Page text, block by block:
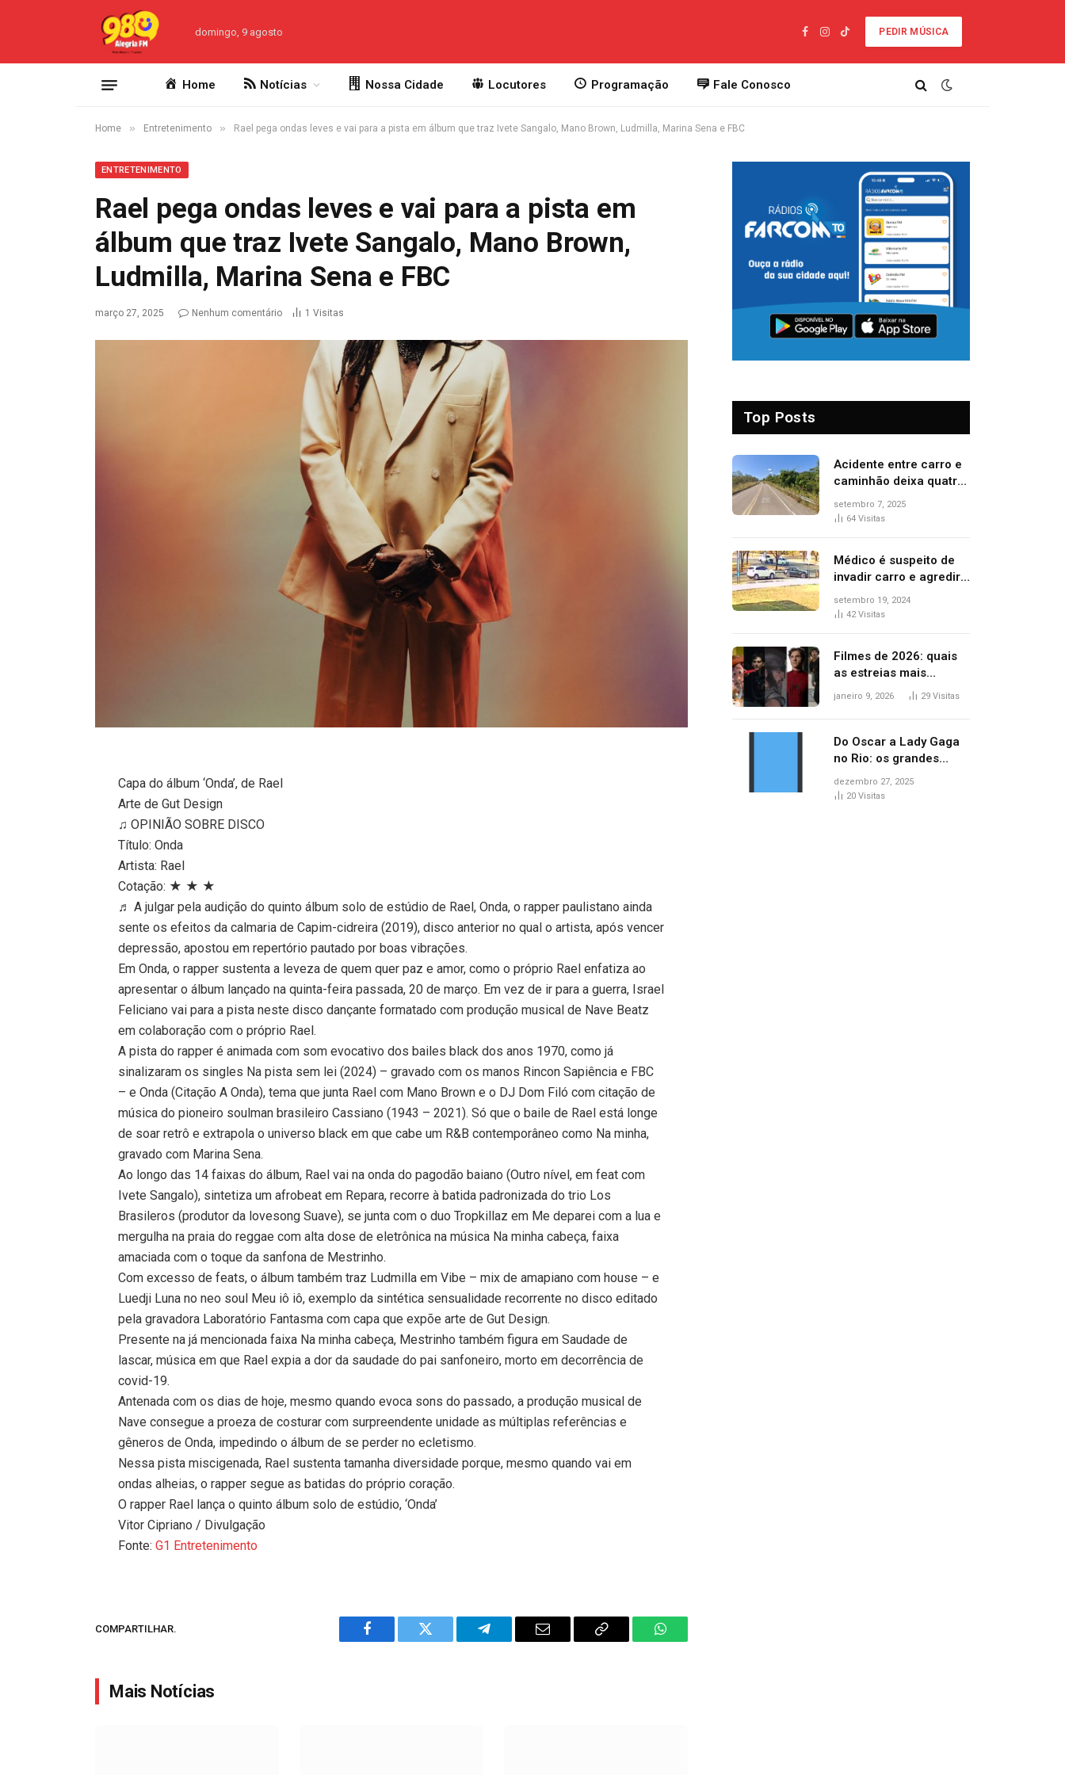
domingo, 9 agosto
Facebook
Instagram
TikTok
PEDIR MÚSICA
Home Notícias Nossa Cidade Locutores Programação Fale Conosco
Home » Entretenimento » Rael pega ondas leves e vai para a pista em álbum que traz Ivete Sangalo, Mano Brown, Ludmilla, Marina Sena e FBC
ENTRETENIMENTO
Rael pega ondas leves e vai para a pista em
álbum que traz Ivete Sangalo, Mano Brown,
Ludmilla, Marina Sena e FBC
março 27, 2025 Nenhum comentário 1 Visitas
Capa do álbum ‘Onda’, de Rael
Arte de Gut Design
♫ OPINIÃO SOBRE DISCO
Título: Onda
Artista: Rael
Cotação: ★ ★ ★
♬ A julgar pela audição do quinto álbum solo de estúdio de Rael, Onda, o rapper paulistano ainda
sente os efeitos da calmaria de Capim-cidreira (2019), disco anterior no qual o artista, após vencer
depressão, apostou em repertório pautado por boas vibrações.
Em Onda, o rapper sustenta a leveza de quem quer paz e amor, como o próprio Rael enfatiza ao
apresentar o álbum lançado na quinta-feira passada, 20 de março. Em vez de ir para a guerra, Israel
Feliciano vai para a pista neste disco dançante formatado com produção musical de Nave Beatz
em colaboração com o próprio Rael.
A pista do rapper é animada com som evocativo dos bailes black dos anos 1970, como já
sinalizaram os singles Na pista sem lei (2024) – gravado com os manos Rincon Sapiência e FBC
– e Onda (Citação A Onda), tema que junta Rael com Mano Brown e o DJ Dom Filó com citação de
música do pioneiro soulman brasileiro Cassiano (1943 – 2021). Só que o baile de Rael está longe
de soar retrô e extrapola o universo black em que cabe um R&B contemporâneo como Na minha,
gravado com Marina Sena.
Ao longo das 14 faixas do álbum, Rael vai na onda do pagodão baiano (Outro nível, em feat com
Ivete Sangalo), sintetiza um afrobeat em Repara, recorre à batida padronizada do trio Los
Brasileros (produtor da lovesong Suave), se junta com o duo Tropkillaz em Me deparei com a lua e
mergulha na praia do reggae com alta dose de eletrônica na música Na minha cabeça, faixa
amaciada com o toque da sanfona de Mestrinho.
Com excesso de feats, o álbum também traz Ludmilla em Vibe – mix de amapiano com house – e
Luedji Luna no neo soul Meu iô iô, exemplo da sintética sensualidade recorrente no disco editado
pela gravadora Laboratório Fantasma com capa que expõe arte de Gut Design.
Presente na já mencionada faixa Na minha cabeça, Mestrinho também figura em Saudade de
lascar, música em que Rael expia a dor da saudade do pai sanfoneiro, morto em decorrência de
covid-19.
Antenada com os dias de hoje, mesmo quando evoca sons do passado, a produção musical de
Nave consegue a proeza de costurar com surpreendente unidade as múltiplas referências e
gêneros de Onda, impedindo o álbum de se perder no ecletismo.
Nessa pista miscigenada, Rael sustenta tamanha diversidade porque, mesmo quando vai em
ondas alheias, o rapper segue as batidas do próprio coração.
O rapper Rael lança o quinto álbum solo de estúdio, ‘Onda’
Vitor Cipriano / Divulgação
Fonte:G1 Entretenimento
COMPARTILHAR.
Facebook Twitter Telegram Email
Copy
WhatsApp
Mais Notícias
Top Posts
Acidente entre carro e
caminhão deixa quatro
pessoas feridas e uma
mulher morta na TO-
setembro 7, 2025
64 Visitas
Médico é suspeito de
invadir carro e agredir
delegado aposentado
durante confusão no
setembro 19, 2024
42Visitas
Filmes de 2026: quais
as estreias mais
aguardadas do ano?
janeiro 9, 2026 29 Visitas
Do Oscar a Lady Gaga
no Rio: os grandes
marcos da cultura em
2025
dezembro 27, 2025
20 Visitas